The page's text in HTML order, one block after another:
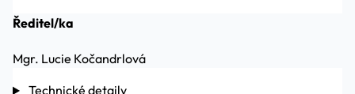
Ředitel/ka
Mgr. Lucie Kočandrlová
Technické detaily